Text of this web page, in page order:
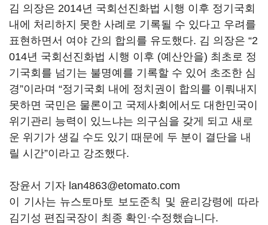
김 의장은 2014년 국회선진화법 시행 이후 정기국회
내에 처리하지 못한 사례로 기록될 수 있다고 우려를
표현하면서 여야 간의 합의를 유도했다. 김 의장은 “2
014년 국회선진화법 시행 이후 (예산안을) 최초로 정
기국회를 넘기는 불명예를 기록할 수 있어 초조한 심
경”이라며 “정기국회 내에 정치권이 합의를 이뤄내지
못하면 국민은 물론이고 국제사회에서도 대한민국이
위기관리 능력이 있느냐는 의구심을 갖게 되고 새로
운 위기가 생길 수도 있기 때문에 두 분이 결단을 내
릴 시간”이라고 강조했다.
장윤서 기자 lan4863@etomato.com
이 기사는 뉴스토마토 보도준칙 및 윤리강령에 따라
김기성 편집국장이 최종 확인·수정했습니다.